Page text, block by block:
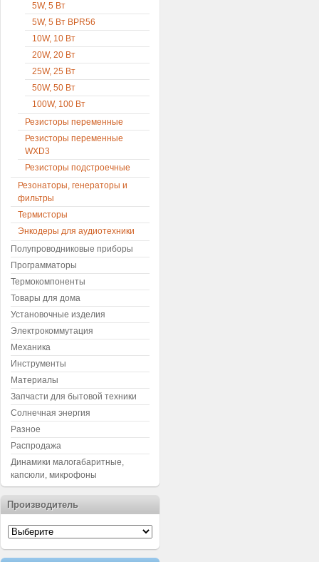
5W, 5 Вт
5W, 5 Вт BPR56
10W, 10 Вт
20W, 20 Вт
25W, 25 Вт
50W, 50 Вт
100W, 100 Вт
Резисторы переменные
Резисторы переменные
WXD3
Резисторы подстроечные
Резонаторы, генераторы и
фильтры
Термисторы
Энкодеры для аудиотехники
Полупроводниковые приборы
Программаторы
Термокомпоненты
Товары для дома
Установочные изделия
Электрокоммутация
Механика
Инструменты
Материалы
Запчасти для бытовой техники
Солнечная энергия
Разное
Распродажа
Динамики малогабаритные,
капсюли, микрофоны
Производитель